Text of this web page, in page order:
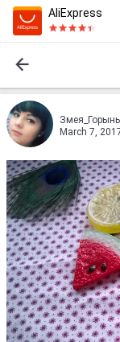
AliExpress
March 7,